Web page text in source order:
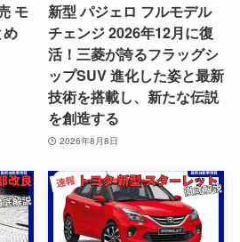
モ
め
新型 パジェロ フルモデル
チェンジ 2026年12月に復
活！三菱が誇るフラッグシ
ップSUV 進化した姿と最新
技術を搭載し、新たな伝説
を創造する
2026年8月8日